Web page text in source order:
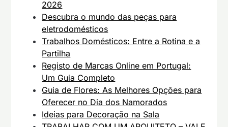
2026
Descubra o mundo das peças para
eletrodomésticos
Trabalhos Domésticos: Entre a Rotina e a
Partilha
Registo de Marcas Online em Portugal:
Um Guia Completo
Guia de Flores: As Melhores Opções para
Oferecer no Dia dos Namorados
Ideias para Decoração na Sala